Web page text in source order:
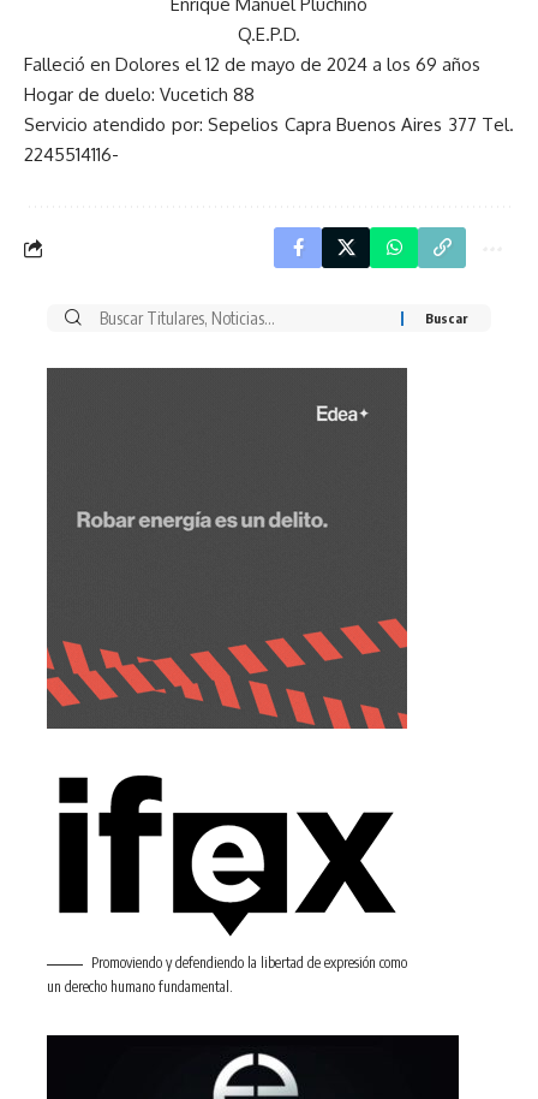
Enrique Manuel Pluchino
Q.E.P.D.
Falleció en Dolores el 12 de mayo de 2024 a los 69 años
Hogar de duelo: Vucetich 88
Servicio atendido por: Sepelios Capra Buenos Aires 377 Tel.
2245514116-
Buscar
Promoviendo y defendiendo la libertad de expresión como
un derecho humano fundamental.